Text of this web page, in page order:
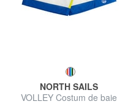
NORTH SAILS
VOLLEY Costum de baie